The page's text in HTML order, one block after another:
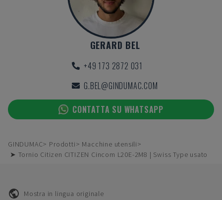
GERARD BEL
+49 173 2872 031
G.BEL@GINDUMAC.COM
CONTATTA SU WHATSAPP
GINDUMAC Prodotti
Macchine utensili
➤ Tornio Citizen CITIZEN Cincom L20E-2M8 | Swiss Type usato
Mostra in lingua originale